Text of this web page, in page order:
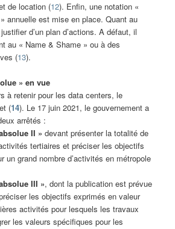
de location (12). Enfin, une notation «
annuelle est mise en place. Quant au
d’un plan d’actions. A défaut, il
au « Name & Shame » ou à des
(13).
» en vue
à retenir pour les data centers, le
(14). Le 17 juin 2021, le gouvernement a
arrêtés :
II » devant présenter la totalité de
tertiaires et préciser les objectifs
un grand nombre d’activités en métropole
III », dont la publication est prévue
les objectifs exprimés en valeur
activités pour lesquels les travaux
les valeurs spécifiques pour les